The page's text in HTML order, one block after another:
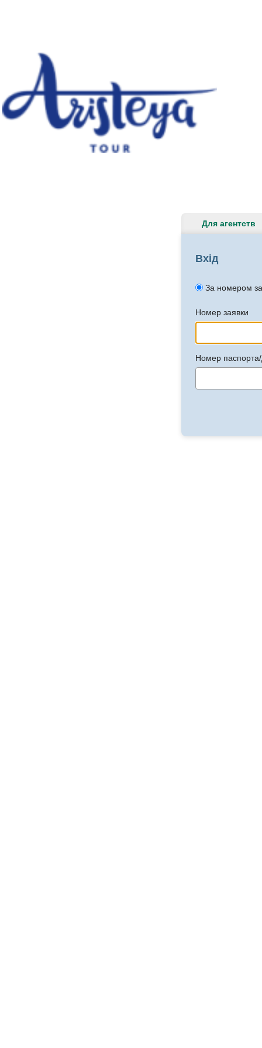
Для агентств
Вхід
За номером
Номер заявки
Номер